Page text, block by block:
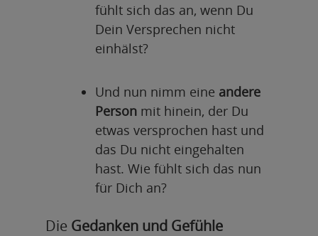
fühlt sich das an, wenn Du
Dein Versprechen nicht
einhälst?
Und nun nimm eine andere
Personmit hinein, der Du
etwas versprochen hast und
das Du nicht eingehalten
hast. Wie fühlt sich das nun
für Dich an?
Die Gedanken und Gefühle